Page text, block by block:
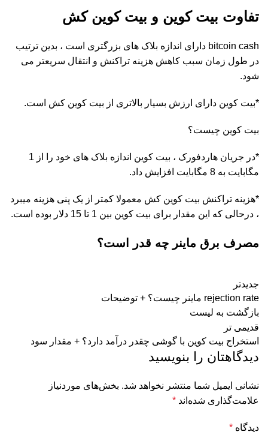
تفاوت بیت کوین و بیت کوین کش
bitcoin cash دارای اندازه بلاک های بزرگتری است ، بدین ترتیب
در طول زمان سبب کاهش هزینه تراکنش و انتقال سریعتر می
شود.
*بیت کوین دارای ارزش بسیار بالاتری از بیت کوین کش است.
بیت کوین چیست؟
*در جریان هاردفورک ، بیت کوین اندازه بلاک های خود را از 1
مگابایت به 8 مگابایت افزایش داد.
*هزینه تراکنش بیت کوین کش معمولا کمتر از یک پنی هزینه میبرد
، درحالی که این مقدار برای بیت کوین بین 1 تا 15 دلار بوده است.
مصرف برق ماینر چه قدر است؟
جدیدتر
rejection rate ماینر چیست؟ + توضیحات
بازگشت به لیست
قدیمی تر
استخراج بیت کوین با گوشی چقدر درآمد دارد؟ + مقدار سود
دیدگاهتان را بنویسید
نشانی ایمیل شما منتشر نخواهد شد. بخش‌های موردنیاز
علامت‌گذاری شده‌اند *
دیدگاه *